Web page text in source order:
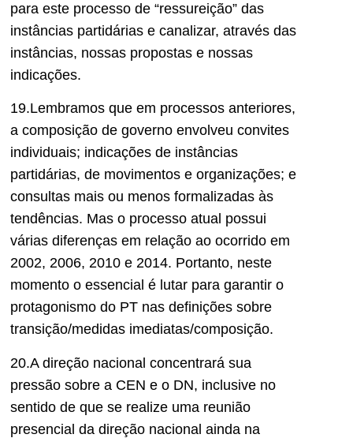
para este processo de “ressureição” das
instâncias partidárias e canalizar, através das
instâncias, nossas propostas e nossas
indicações.
19.Lembramos que em processos anteriores,
a composição de governo envolveu convites
individuais; indicações de instâncias
partidárias, de movimentos e organizações; e
consultas mais ou menos formalizadas às
tendências. Mas o processo atual possui
várias diferenças em relação ao ocorrido em
2002, 2006, 2010 e 2014. Portanto, neste
momento o essencial é lutar para garantir o
protagonismo do PT nas definições sobre
transição/medidas imediatas/composição.
20.A direção nacional concentrará sua
pressão sobre a CEN e o DN, inclusive no
sentido de que se realize uma reunião
presencial da direção nacional ainda na